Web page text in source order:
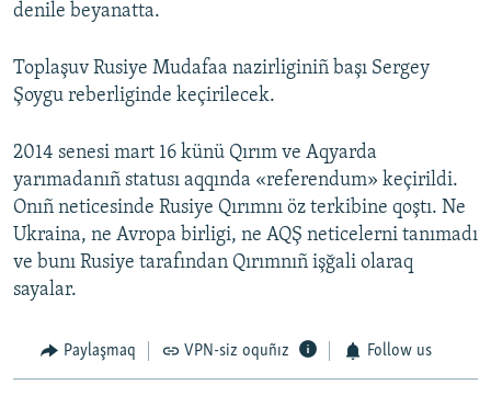
denile beyanatta.
Toplaşuv Rusiye Mudafaa nazirliginiñ başı Sergey
Şoygu reberliginde keçirilecek.
2014 senesi mart 16 künü Qırım ve Aqyarda
yarımadanıñ statusı aqqında «referendum» keçirildi.
Onıñ neticesinde Rusiye Qırımnı öz terkibine qoştı. Ne
Ukraina, ne Avropa birligi, ne AQŞ neticelerni tanımadı
ve bunı Rusiye tarafından Qırımnıñ işğali olaraq
sayalar.
Paylaşmaq VPN-siz oquñız Follow us